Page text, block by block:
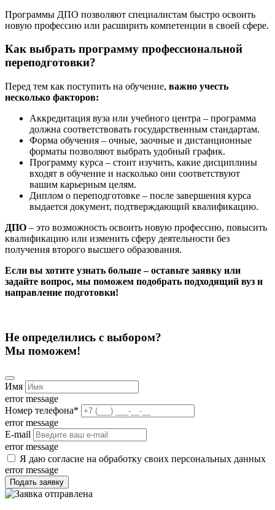
Программы ДПО позволяют специалистам быстро освоить
новую профессию или расширить компетенции в своей сфере.
Как выбрать программу профессиональной
переподготовки?
Перед тем как поступить на обучение, важно учесть
несколько факторов:
Аккредитация вуза или учебного центра – программа
должна соответствовать государственным стандартам.
Форма обучения – очные, заочные и дистанционные
форматы позволяют выбрать удобный график.
Программу курса – стоит изучить, какие дисциплины
входят в обучение и насколько они соответствуют
вашим карьерным целям.
Диплом о переподготовке – после завершения курса
выдается документ, подтверждающий квалификацию.
ДПО – это возможность освоить новую профессию, повысить
квалификацию или изменить сферу деятельности без
получения второго высшего образования.
Если вы хотите узнать больше – оставьте заявку или
задайте вопрос, мы поможем подобрать подходящий вуз и
направление подготовки!
Не определились с выбором?
Мы поможем!
Имя
error message
Номер телефона*
error message
E-mail
error message
Я даю согласие на обработку своих персональных данных
error message
Подать заявку